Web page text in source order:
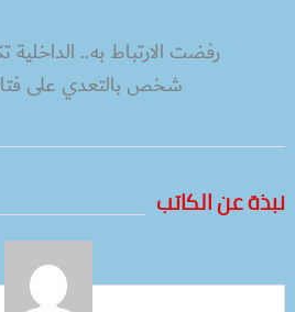
رفضت الارتباط به..
شخص بالتعدي على
نبذة عن الكاتب